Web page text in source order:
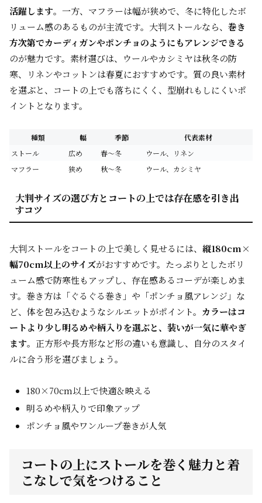
活躍します。一方、マフラーは幅が狭めで、冬に特化したボ
リューム感のあるものが主流です。大判ストールなら、 巻き
方次第でカーディガンやポンチョのようにもアレンジできる
のが魅力です。素材選びは、ウールやカシミヤは秋冬の防
寒、リネンやコットンは春夏におすすめです。質の良い素材
を選ぶと、コートの上でも落ちにくく、型崩れもしにくいポ
イントとなります。
種類 幅 季節
代表素材
ストール
広め 春〜冬
ウール、リネン
マフラー
狭め 秋〜冬 ウール、カシミヤ
大判サイズの選び方とコートの上では存在感を引き出
すコツ
大判ストールをコートの上で美しく見せるには、 縦180cm×
幅70cm以上のサイズがおすすめです。たっぷりとしたボリ
ューム感で防寒性もアップし、存在感あるコーデが楽しめま
す。巻き方は「ぐるぐる巻き」や「ポンチョ風アレンジ」な
ど、体を包み込むようなシルエットがポイント。 カラーはコ
ートより少し明るめや柄入りを選ぶと、装いが一気に華やぎ
ます。正方形や長方形など形の違いも意識し、自分のスタイ
ルに合う形を選びましょう。
180×70cm以上で快適＆映える
明るめや柄入りで印象アップ
ポンチョ風やワンループ巻きが人気
コートの上にストールを巻く魅力と着
こなしで気をつけること